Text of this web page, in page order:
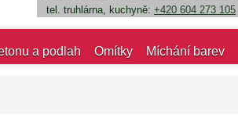
tel. truhlárna, kuchyně: +420 604 273 105
a podlah Omítky Míchání barev